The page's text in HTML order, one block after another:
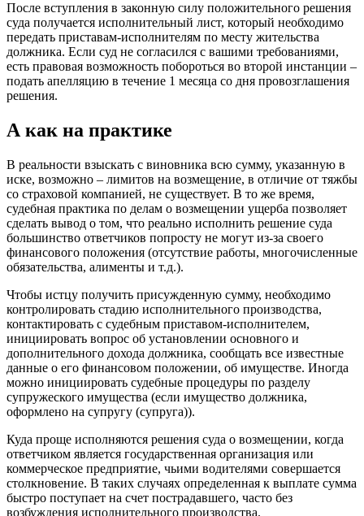
После вступления в законную силу положительного решения
суда получается исполнительный лист, который необходимо
передать приставам-исполнителям по месту жительства
должника. Если суд не согласился с вашими требованиями,
есть правовая возможность побороться во второй инстанции –
подать апелляцию в течение 1 месяца со дня провозглашения
решения.
А как на практике
В реальности взыскать с виновника всю сумму, указанную в
иске, возможно – лимитов на возмещение, в отличие от тяжбы
со страховой компанией, не существует. В то же время,
судебная практика по делам о возмещении ущерба позволяет
сделать вывод о том, что реально исполнить решение суда
большинство ответчиков попросту не могут из-за своего
финансового положения (отсутствие работы, многочисленные
обязательства, алименты и т.д.).
Чтобы истцу получить присужденную сумму, необходимо
контролировать стадию исполнительного производства,
контактировать с судебным приставом-исполнителем,
инициировать вопрос об установлении основного и
дополнительного дохода должника, сообщать все известные
данные о его финансовом положении, об имуществе. Иногда
можно инициировать судебные процедуры по разделу
супружеского имущества (если имущество должника,
оформлено на супругу (супруга)).
Куда проще исполняются решения суда о возмещении, когда
ответчиком является государственная организация или
коммерческое предприятие, чьими водителями совершается
столкновение. В таких случаях определенная к выплате сумма
быстро поступает на счет пострадавшего, часто без
возбуждения исполнительного производства.